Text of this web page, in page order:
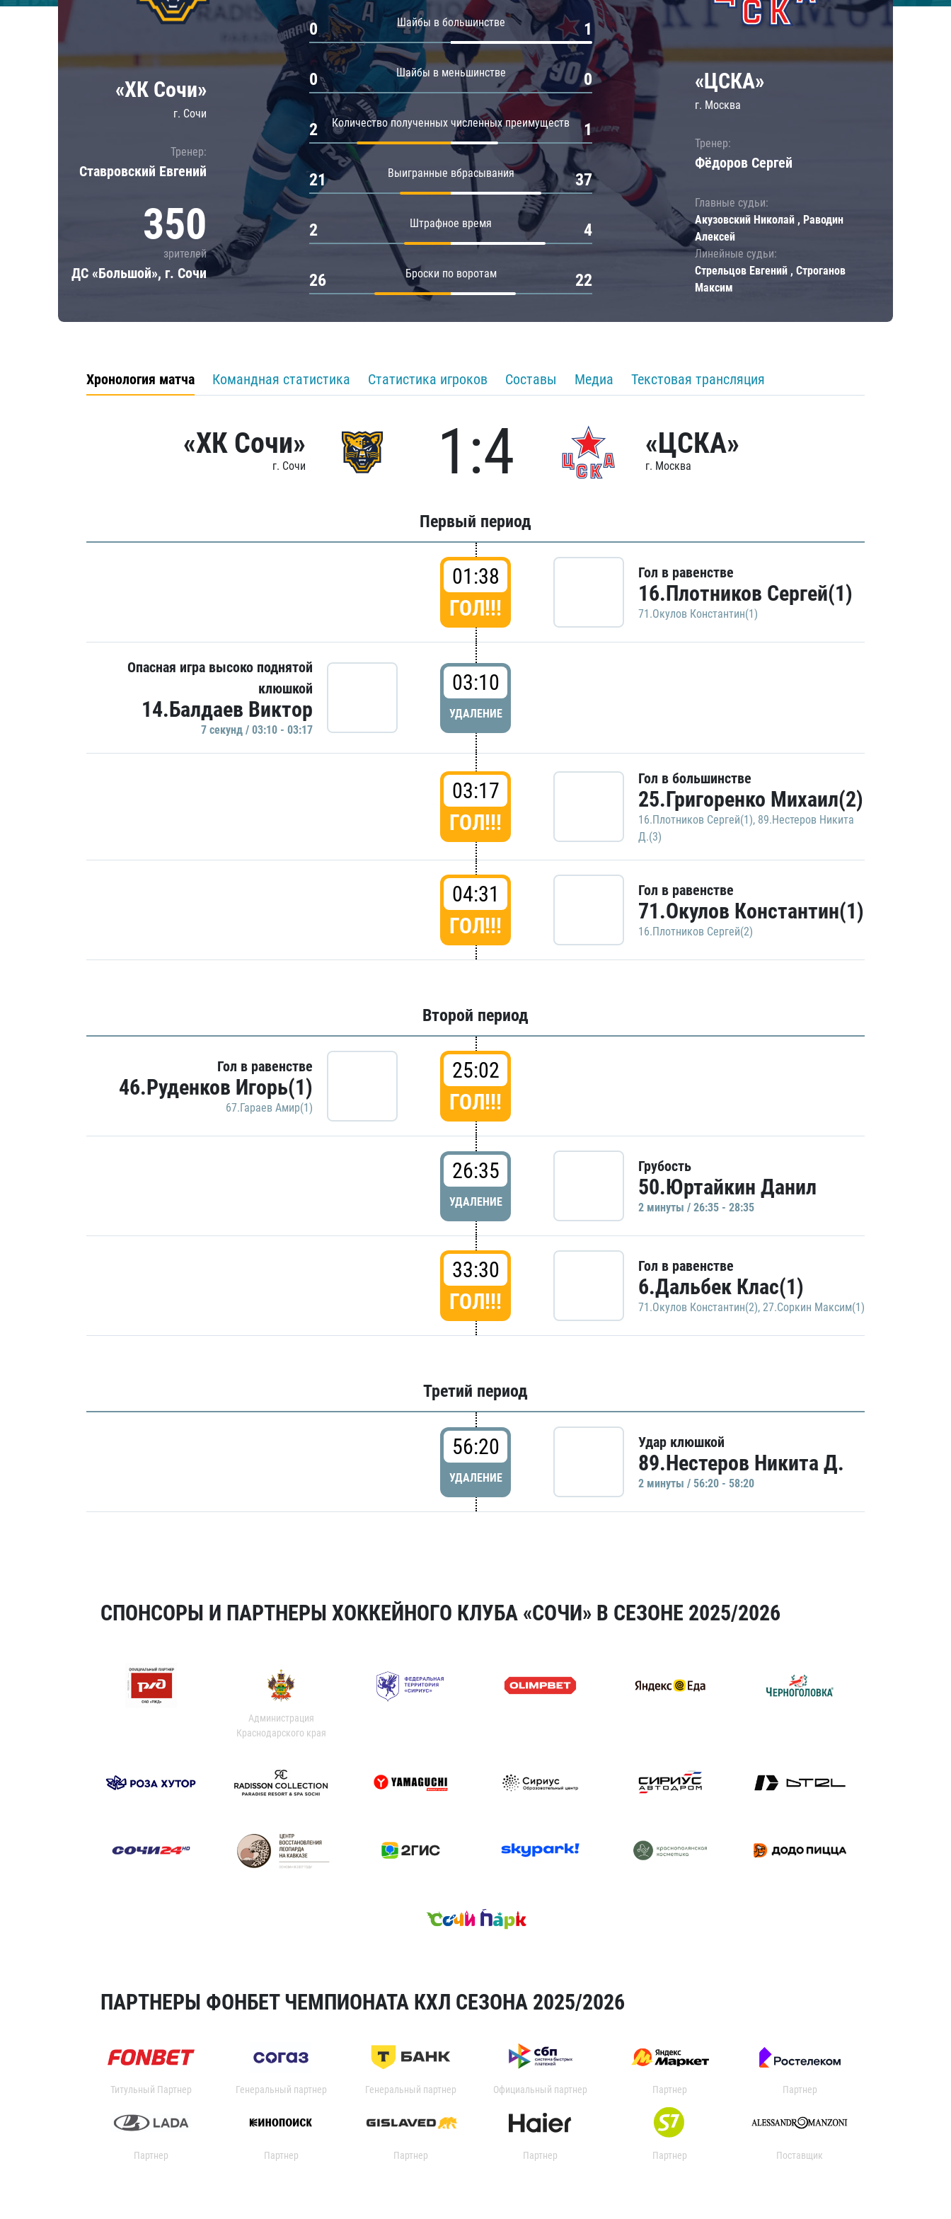
Локомотив
ЦСКА
Шанхайские Драконы
Амур
Барыс
Салават Юлаев
«ХК Сочи»
г. Сочи
Тренер:
Ставровский Евгений
350
зрителей
ДС «Большой», г. Сочи
Шайбы в большинстве
0 1
Шайбы в меньшинстве
0 0
Количество полученных численных преимуществ
2 1
Выигранные вбрасывания
21 37
Штрафное время
2 4
Броски по воротам
26 22
«ЦСКА»
г. Москва
Тренер:
Фёдоров Сергей
Главные судьи:
Акузовский Николай , Раводин
Алексей
Линейные судьи:
Стрельцов Евгений , Строганов
Максим
Хронология матча Командная статистика Статистика игроков Составы Медиа Текстовая трансляция
«ХК Сочи»
г. Сочи 1:4 «ЦСКА»
г. Москва
Первый период
01:38
ГОЛ!!!
Гол в равенстве
16.Плотников Сергей(1)
71.Окулов Константин(1)
Опасная игра высоко поднятой
клюшкой
14.Балдаев Виктор
7 секунд / 03:10 - 03:17
03:10
УДАЛЕНИЕ
03:17
ГОЛ!!!
Гол в большинстве
25.Григоренко Михаил(2)
16.Плотников Сергей(1), 89.Нестеров Никита
Д.(3)
04:31
ГОЛ!!!
Гол в равенстве
71.Окулов Константин(1)
16.Плотников Сергей(2)
Второй период
Гол в равенстве
46.Руденков Игорь(1)
67.Гараев Амир(1)
25:02
ГОЛ!!!
26:35
УДАЛЕНИЕ
Грубость
50.Юртайкин Данил
2 минуты / 26:35 - 28:35
33:30
ГОЛ!!!
Гол в равенстве
6.Дальбек Клас(1)
71.Окулов Константин(2), 27.Соркин Максим(1)
Третий период
56:20
УДАЛЕНИЕ
Удар клюшкой
89.Нестеров Никита Д.
2 минуты / 56:20 - 58:20
СПОНСОРЫ И ПАРТНЕРЫ ХОККЕЙНОГО КЛУБА «СОЧИ» В СЕЗОНЕ 2025/2026
Администрация
Краснодарского края
ПАРТНЕРЫ ФОНБЕТ ЧЕМПИОНАТА КХЛ СЕЗОНА 2025/2026
Титульный Партнер Генеральный партнер Генеральный партнер Официальный партнер Партнер Партнер
Партнер Партнер Партнер Партнер Партнер Поставщик